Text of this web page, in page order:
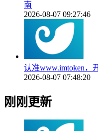
南
2026-08-07 09:27:46
认准www.imtoken，
2026-08-07 07:48:20
刚刚更新